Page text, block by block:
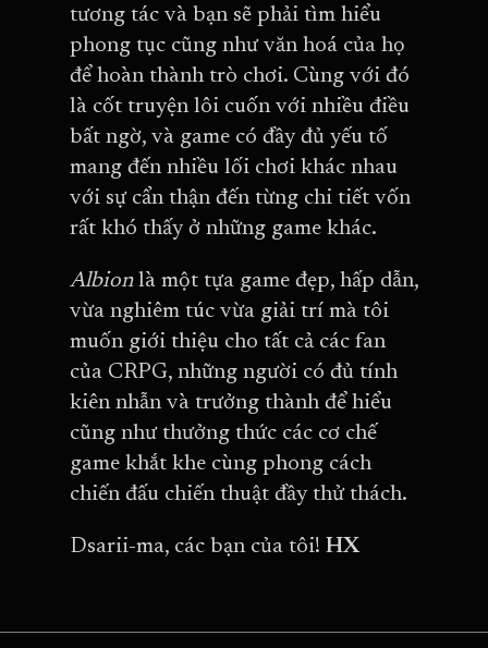
tương tác và bạn sẽ phải tìm hiểu
phong tục cũng như văn hoá của họ
để hoàn thành trò chơi. Cùng với đó
là cốt truyện lôi cuốn với nhiều điều
bất ngờ, và game có đầy đủ yếu tố
mang đến nhiều lối chơi khác nhau
với sự cẩn thận đến từng chi tiết vốn
rất khó thấy ở những game khác.
Albion là một tựa game đẹp, hấp dẫn,
vừa nghiêm túc vừa giải trí mà tôi
muốn giới thiệu cho tất cả các fan
của CRPG, những người có đủ tính
kiên nhẫn và trưởng thành để hiểu
cũng như thưởng thức các cơ chế
game khắt khe cùng phong cách
chiến đấu chiến thuật đầy thử thách.
Dsarii-ma, các bạn của tôi! HX